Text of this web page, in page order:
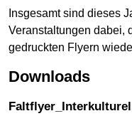
Insgesamt sind dieses
Veranstaltungen dabei,
gedruckten Flyern
Downloads